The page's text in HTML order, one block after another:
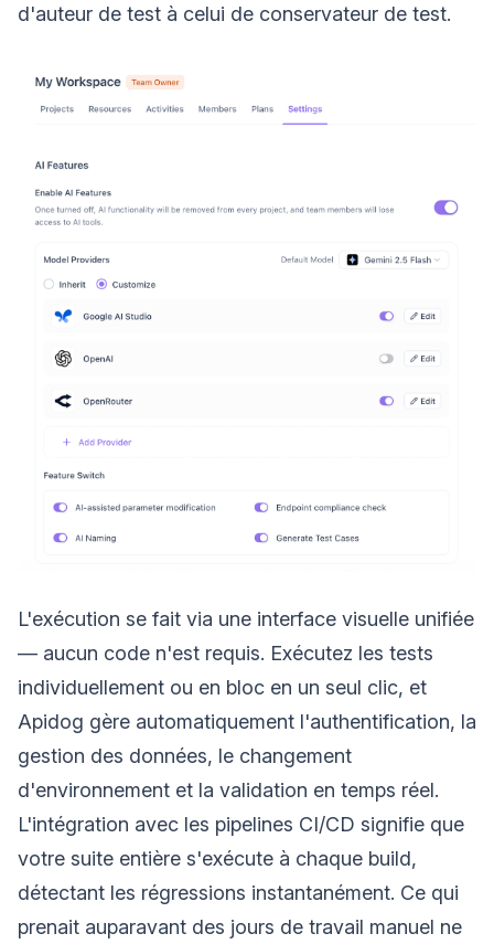
d'auteur de test à celui de conservateur de test.
L'exécution se fait via une interface visuelle unifiée
— aucun code n'est requis. Exécutez les tests
individuellement ou en bloc en un seul clic, et
Apidog gère automatiquement l'authentification, la
gestion des données, le changement
d'environnement et la validation en temps réel.
L'intégration avec les pipelines CI/CD signifie que
votre suite entière s'exécute à chaque build,
détectant les régressions instantanément. Ce qui
prenait auparavant des jours de travail manuel ne